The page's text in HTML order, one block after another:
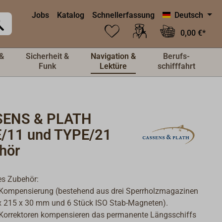
Jobs Katalog Schnellerfassung
Deutsch
0,00 €*
Sicherheit &
Funk
Navigation &
Lektüre
Berufs-
schifffahrt
& PLATH
11 und TYPE/21
Zubehör:
(bestehend aus drei Sperrholzmagazinen
215 x 30 mm und 6 Stück ISO Stab-Magneten).
kompensieren das permanente Längsschiffs